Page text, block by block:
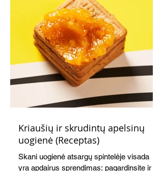
Kriaušių ir skrudintų apelsinų
uogienė (Receptas)
Skani uogienė atsargų spintelėje visada
yra apdairus sprendimas: pagardinsite ir